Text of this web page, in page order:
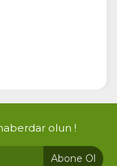
olun !
Abone Ol